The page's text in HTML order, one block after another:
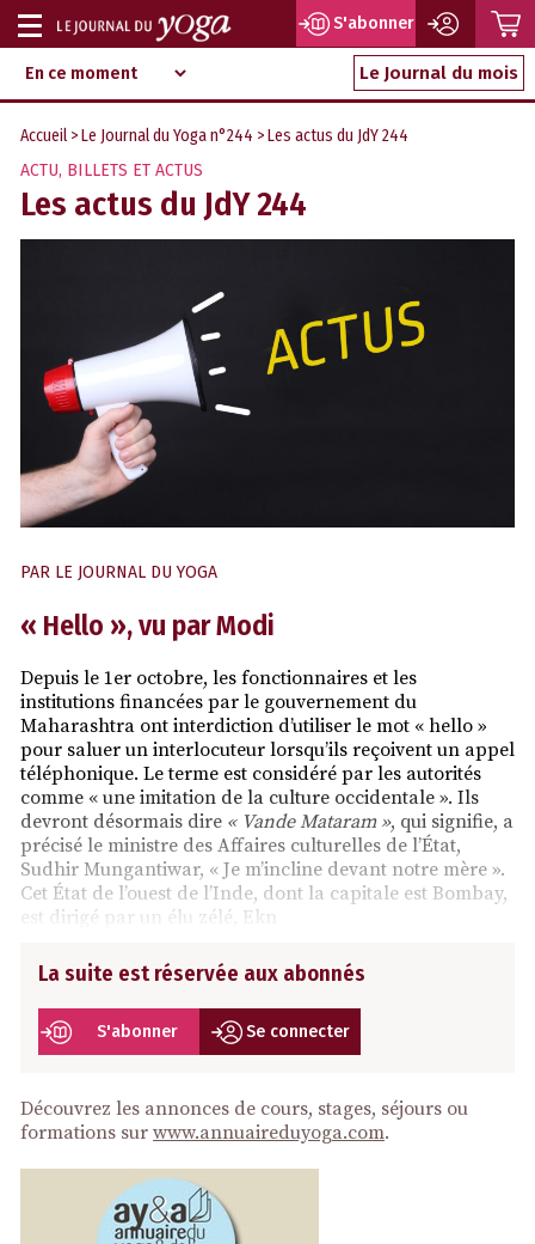
Aller
au
contenu
d‘information
indépendant
Afficher
ou
masquer
la
navigation
S'abonner
Le Journal du mois
Accueil >Le Journal du Yoga n°244 > Les actus du JdY 244
ACTU, BILLETS ET ACTUS
Les actus du JdY 244
PAR LE JOURNAL DU YOGA
« Hello », vu par Modi
Depuis le 1er octobre, les fonctionnaires et les
institutions financées par le gouvernement du
Maharashtra ont interdiction d’utiliser le mot « hello »
pour saluer un interlocuteur lorsqu’ils reçoivent un appel
téléphonique. Le terme est considéré par les autorités
comme « une imitation de la culture occidentale ». Ils
devront désormais dire « Vande Mataram », qui signifie, a
précisé le ministre des Affaires culturelles de l’État,
Sudhir Mungantiwar, « Je m’incline devant notre mère ».
Cet État de l’ouest de l’Inde, dont la capitale est Bombay,
est dirigé par un élu zélé, Ekn
La suite est réservée aux abonnés
S'abonner Se connecter
Découvrez les annonces de cours, stages, séjours ou
formations sur www.annuaireduyoga.com.